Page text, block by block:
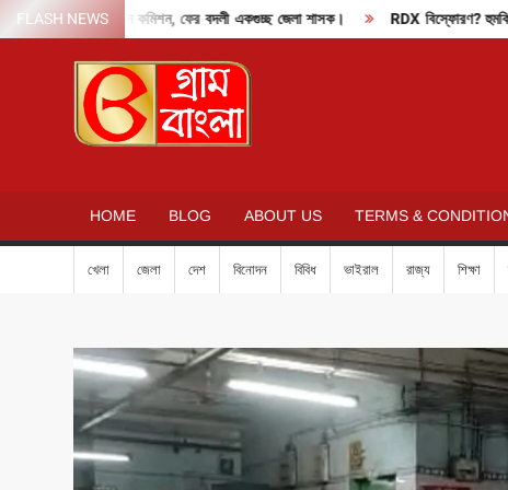
Skip
to
FLASH NEWS
মোডে নির্বাচন কমিশন, ফের বদলী একগুচ্ছ জেলা শাসক। RDX বিস্ফোরণ? হুমকি
HOME BLOG ABOUT US TERMS &
খেলা জেলা দেশ বিনোদন বিবিধ ভাইরাল রাজ্য শিক্ষা